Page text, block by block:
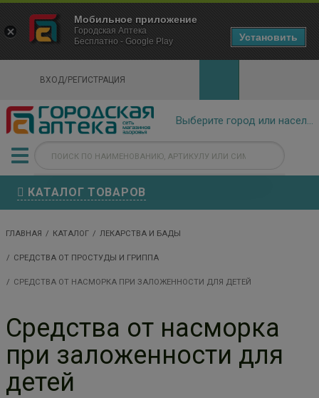
ВХОД/РЕГИСТРАЦИЯ
КАТАЛОГ ТОВАРОВ
ГЛАВНАЯ КАТАЛОГ ЛЕКАРСТВА И БАДЫ
СРЕДСТВА ОТ ПРОСТУДЫ И ГРИППА
СРЕДСТВА ОТ НАСМОРКА ПРИ ЗАЛОЖЕННОСТИ ДЛЯ ДЕТЕЙ
Средства от насморка
при заложенности для
детей
×
Городская Аптека Маркетплейс
- In Google Play
Мобильное приложение
Городская Аптека
Бесплатно - Google Play
Установить